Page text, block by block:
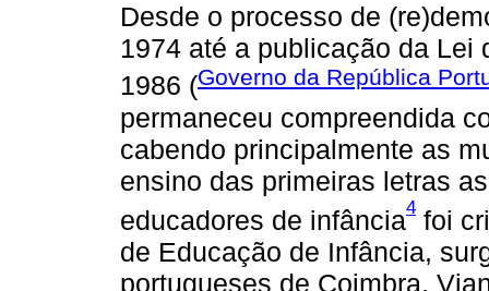
Desde o processo de
1974 até a publicação da
1986 (Governo da República
permaneceu compreendida
cabendo principalmente as
ensino das primeiras letras
educadores de infância4 foi
de Educação de Infância,
portugueses de Coimbra,